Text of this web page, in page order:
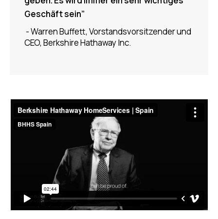
Geschäft sein”
- Warren Buffett, Vorstandsvorsitzender und
CEO, Berkshire Hathaway Inc.